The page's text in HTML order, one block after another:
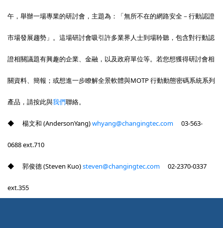
午，舉辦一場專業的研討會，主題為：「無所不在的網路安全－行動認證
市場發展趨勢」。這場研討會吸引許多業界人士到場聆聽，包含對行動認
證相關議題有興趣的企業、金融，以及政府單位等。若您想獲得研討會相
關資料、簡報；或想進一步瞭解全景軟體與MOTP 行動動態密碼系統系列
產品，請按此與我們聯絡。
◆ 楊文和 (AndersonYang)whyang@changingtec.com 03-563-
0688 ext.710
◆ 郭俊德(Steven Kuo)steven@changingtec.com 02-2370-0337
ext.355